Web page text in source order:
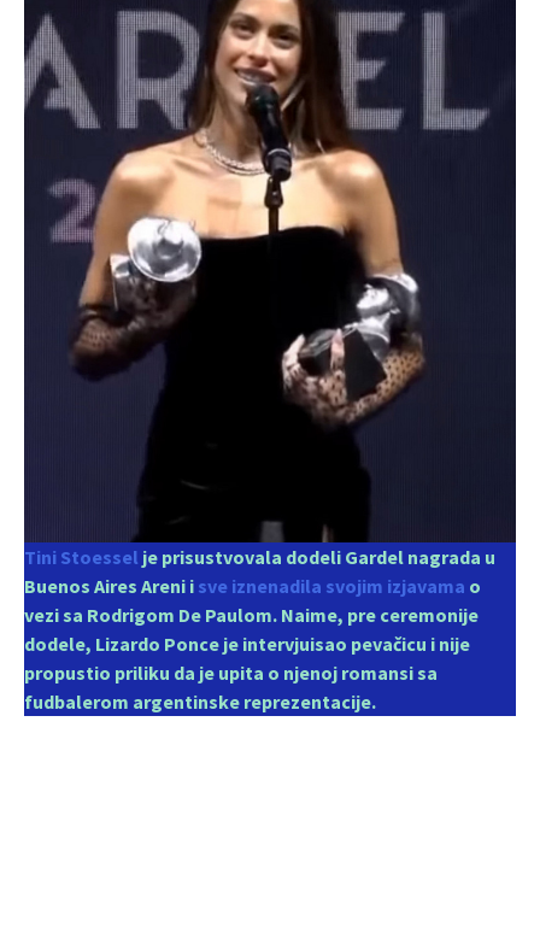
Tini Stoessel je prisustvovala dodeli Gardel nagrada u
Buenos Aires Areni i sve iznenadila svojim izjavama o
vezi sa Rodrigom De Paulom. Naime, pre ceremonije
dodele, Lizardo Ponce je intervjuisao pevačicu i nije
propustio priliku da je upita o njenoj romansi sa
fudbalerom argentinske reprezentacije.